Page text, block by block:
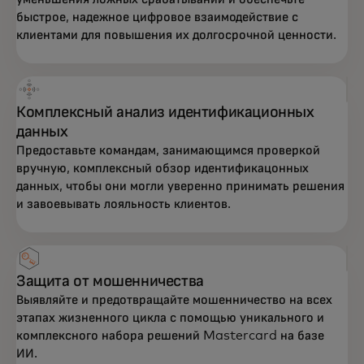
быстрое, надежное цифровое взаимодействие с
клиентами для повышения их долгосрочной ценности.
Комплексный анализ идентификационных
данных
Предоставьте командам, занимающимся проверкой
вручную, комплексный обзор идентификацонных
данных, чтобы они могли уверенно принимать решения
и завоевывать лояльность клиентов.
Защита от мошенничества
Выявляйте и предотвращайте мошенничество на всех
этапах жизненного цикла с помощью уникального и
комплексного набора решений Mastercard на базе
ИИ.